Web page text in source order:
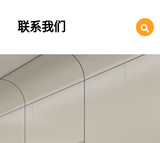
联系我们 